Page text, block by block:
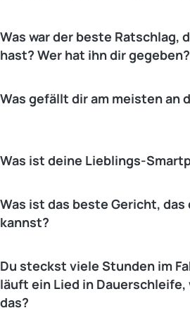
Was war der beste Ratschlag,
hast? Wer hat ihn dir gegeben?
Was gefällt dir am meisten an
Was ist deine Lieblings-
Was ist das beste Gericht,
kannst?
Du steckst viele Stunden im
läuft ein Lied in Dauerschleife,
das?